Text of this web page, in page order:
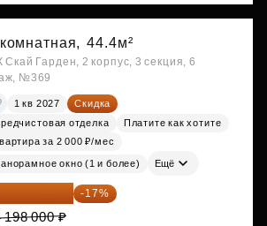
44.4м²
Скай Гарден, 2 корпус, 3 секция, 6
№369
1 кв 2027
Скидка
отделка
Платите как хотите
за 2 000 ₽/мес
окно (1 и более) Ещё
084 340 ₽ -17%
198 000 ₽